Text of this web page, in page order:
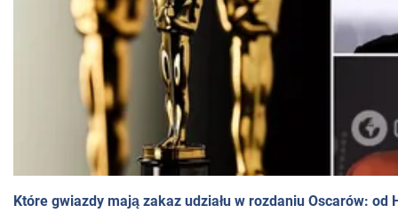
Które gwiazdy mają zakaz udziału w rozdaniu Oscarów: od